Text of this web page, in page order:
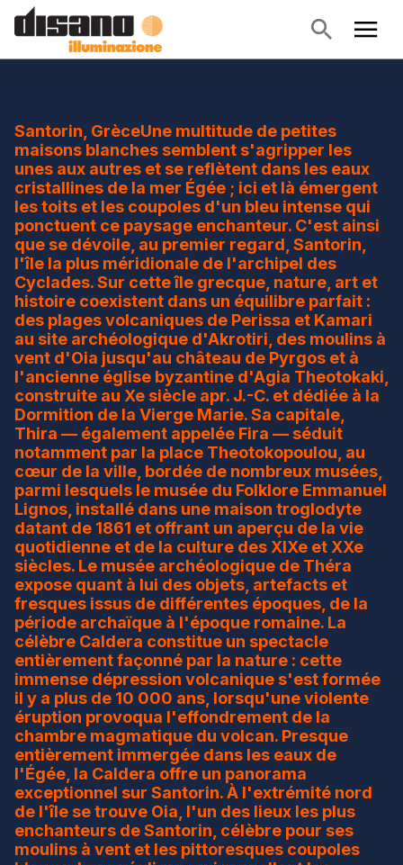
Santorin, GrèceUne multitude de petites
maisons blanches semblent s'agripper les
unes aux autres et se reflètent dans les eaux
cristallines de la mer Égée ; ici et là émergent
les toits et les coupoles d'un bleu intense qui
ponctuent ce paysage enchanteur. C'est ainsi
que se dévoile, au premier regard, Santorin,
l'île la plus méridionale de l'archipel des
Cyclades. Sur cette île grecque, nature, art et
histoire coexistent dans un équilibre parfait :
des plages volcaniques de Perissa et Kamari
au site archéologique d'Akrotiri, des moulins à
vent d'Oia jusqu'au château de Pyrgos et à
l'ancienne église byzantine d'Agia Theotokaki,
construite au Xe siècle apr. J.-C. et dédiée à la
Dormition de la Vierge Marie. Sa capitale,
Thira — également appelée Fira — séduit
notamment par la place Theotokopoulou, au
cœur de la ville, bordée de nombreux musées,
parmi lesquels le musée du Folklore Emmanuel
Lignos, installé dans une maison troglodyte
datant de 1861 et offrant un aperçu de la vie
quotidienne et de la culture des XIXe et XXe
siècles. Le musée archéologique de Théra
expose quant à lui des objets, artefacts et
fresques issus de différentes époques, de la
période archaïque à l'époque romaine. La
célèbre Caldera constitue un spectacle
entièrement façonné par la nature : cette
immense dépression volcanique s'est formée
il y a plus de 10 000 ans, lorsqu'une violente
éruption provoqua l'effondrement de la
chambre magmatique du volcan. Presque
entièrement immergée dans les eaux de
l'Égée, la Caldera offre un panorama
exceptionnel sur Santorin. À l'extrémité nord
de l'île se trouve Oia, l'un des lieux les plus
enchanteurs de Santorin, célèbre pour ses
moulins à vent et les pittoresques coupoles